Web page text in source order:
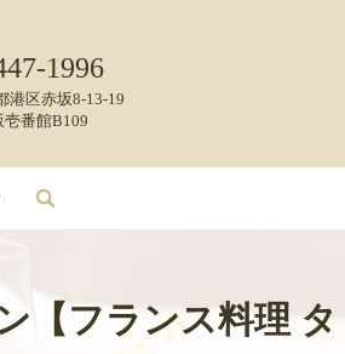
search
1996
港区赤坂8-13-19
番館B109
【フランス料理 タ